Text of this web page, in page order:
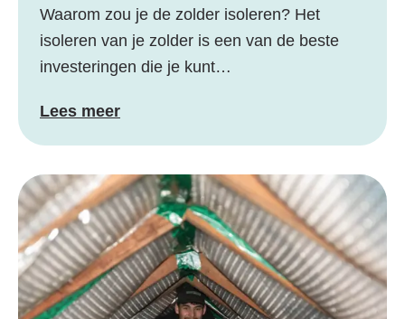
Waarom zou je de zolder isoleren? Het
isoleren van je zolder is een van de beste
investeringen die je kunt…
Lees meer